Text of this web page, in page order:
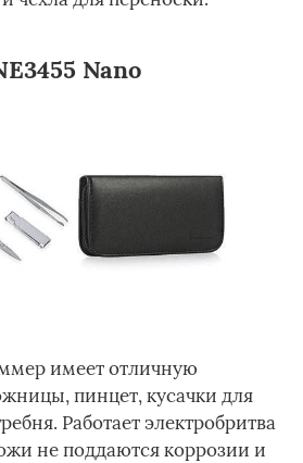
Nano
имеет отличную
пинцет, кусачки для
Работает электробритва
не поддаются коррозии и